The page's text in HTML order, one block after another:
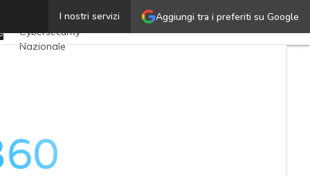
Aggiungi tra i preferiti su Google
I nostri servizi
Email
Ultimi articoli
Cybersecurity
Nazionale
Soluzioni aziendali
Cultura cyber
News, attualità e